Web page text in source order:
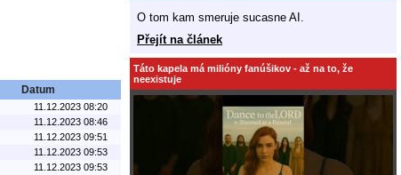
Datum
11.12.2023 08:20
11.12.2023 08:46
11.12.2023 09:51
11.12.2023 09:53
11.12.2023 09:53
O tom kam smeruje sucasne AI.
Přejít na článek
Táto kapela má milióny fanúšikov - až na to, že
neexistuje